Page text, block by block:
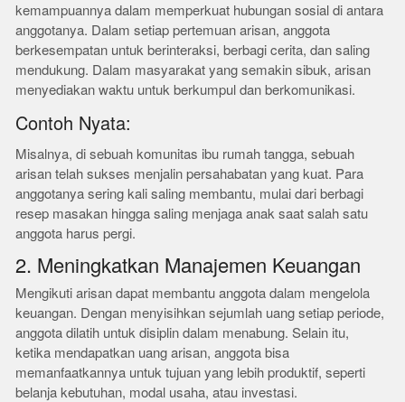
kemampuannya dalam memperkuat hubungan sosial di antara
anggotanya. Dalam setiap pertemuan arisan, anggota
berkesempatan untuk berinteraksi, berbagi cerita, dan saling
mendukung. Dalam masyarakat yang semakin sibuk, arisan
menyediakan waktu untuk berkumpul dan berkomunikasi.
Contoh Nyata:
Misalnya, di sebuah komunitas ibu rumah tangga, sebuah
arisan telah sukses menjalin persahabatan yang kuat. Para
anggotanya sering kali saling membantu, mulai dari berbagi
resep masakan hingga saling menjaga anak saat salah satu
anggota harus pergi.
2. Meningkatkan Manajemen Keuangan
Mengikuti arisan dapat membantu anggota dalam mengelola
keuangan. Dengan menyisihkan sejumlah uang setiap periode,
anggota dilatih untuk disiplin dalam menabung. Selain itu,
ketika mendapatkan uang arisan, anggota bisa
memanfaatkannya untuk tujuan yang lebih produktif, seperti
belanja kebutuhan, modal usaha, atau investasi.